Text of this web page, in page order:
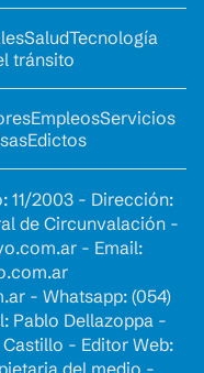
SaludTecnología
tránsito
EmpleosServicios
Edictos
11/2003 - Dirección:
de Circunvalación -
- Email:
- Whatsapp: (054)
Pablo Dellazoppa -
- Editor Web: